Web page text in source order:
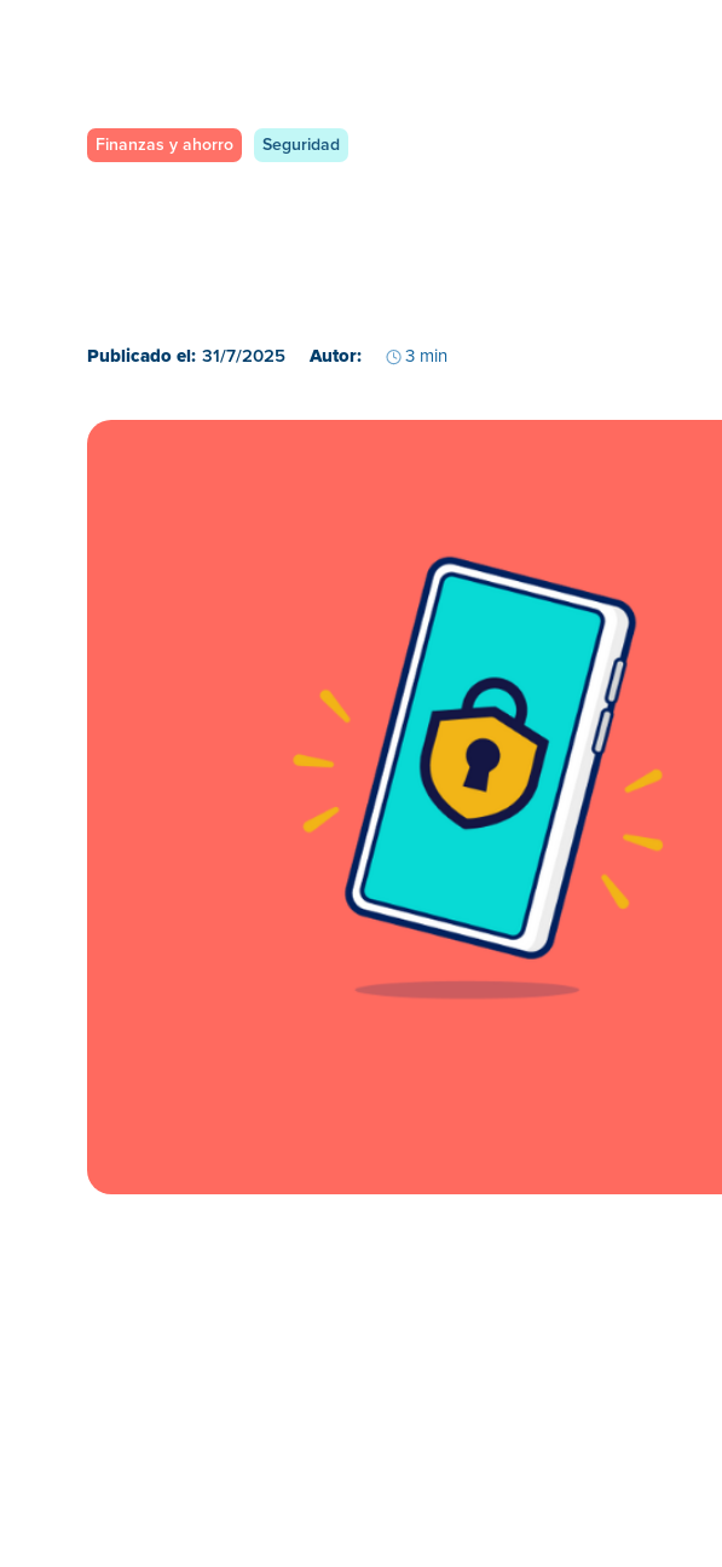
Finanzas y ahorro Seguridad
Publicado el: 31/7/2025 Autor: 3 min